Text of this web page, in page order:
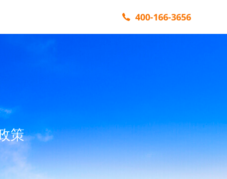
400-166-3656
策